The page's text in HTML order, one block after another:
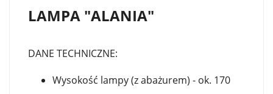
LAMPA "ALANIA"
DANE TECHNICZNE:
Wysokość lampy (z abażurem) - ok. 170